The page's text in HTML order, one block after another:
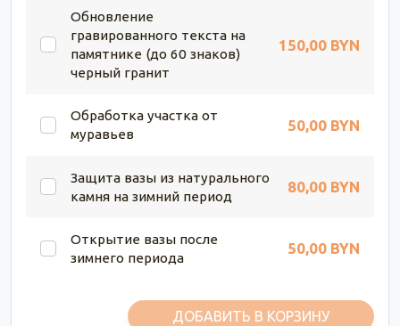
Обновление
гравированного текста на
памятнике (до 60 знаков)
черный гранит
150,00 BYN
Обработка участка от
муравьев
50,00 BYN
Защита вазы из натурального
камня на зимний период
80,00 BYN
Открытие вазы после
зимнего периода
50,00 BYN
ДОБАВИТЬ В КОРЗИНУ